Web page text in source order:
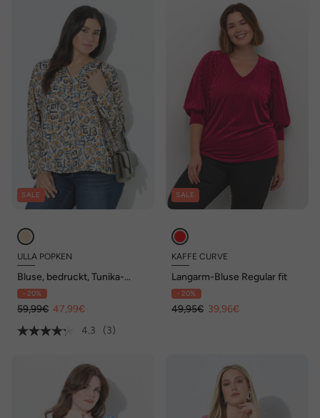
SALE
ULLA POPKEN
Bluse, bedruckt, Tunika-
Ausschnitt, Langarm
- 20%
59,99€ 47,99€
4.3
(3)
SALE
KAFFE CURVE
Langarm-Bluse Regular fit
- 20%
49,95€ 39,96€